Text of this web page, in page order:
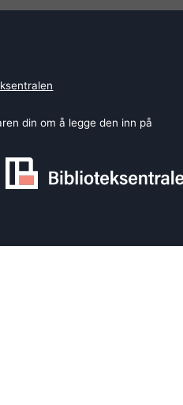
din om å legge den inn på